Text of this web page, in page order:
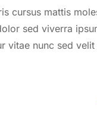
cursus mattis
sed viverra
vitae nunc sed